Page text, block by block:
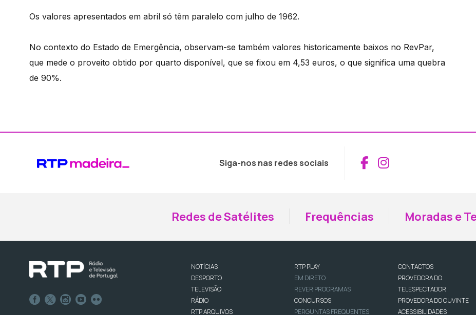
Os valores apresentados em abril só têm paralelo com julho de 1962.
No contexto do Estado de Emergência, observam-se também valores historicamente baixos no RevPar,
que mede o proveito obtido por quarto disponível, que se fixou em 4,53 euros, o que significa uma quebra
de 90%.
Siga-nos nas redes sociais Aceder ao
Aceder ao
Redes de Satélites Frequências Moradas e
NOTÍCIAS
DESPORTO
TELEVISÃO
RÁDIO
RTP ARQUIVOS
RTP PLAY
EM DIRETO
REVER PROGRAMAS
CONCURSOS
PERGUNTAS FREQUENTES
CONTACTOS
PROVEDORA DO
TELESPECTADOR
PROVEDORA DO OUVINTE
ACESSIBILIDADES